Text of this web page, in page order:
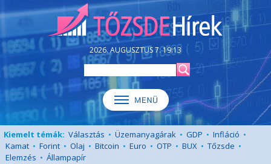
2026. AUGUSZTUS 7. 19:13
Kiemelt témák: Választás • Üzemanyagárak • GDP • Infláció •
Kamat • Forint • Olaj • Bitcoin • Euro • OTP • BUX • Tőzsde •
Elemzés • Állampapír